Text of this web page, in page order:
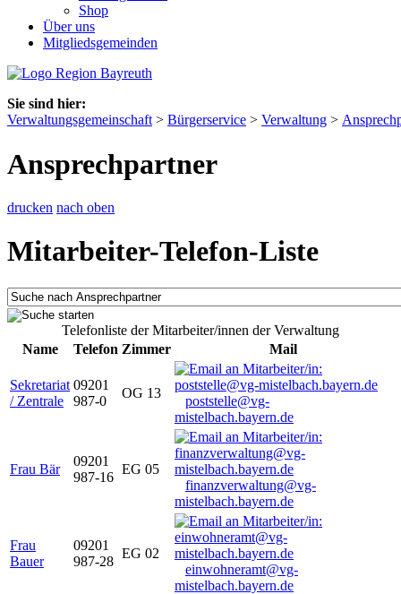
Shop
Über uns
Mitgliedsgemeinden
Sie sind hier:
Verwaltungsgemeinschaft > Bürgerservice > Verwaltung >
Ansprechpartner
drucken nach oben
Mitarbeiter-Telefon-Liste
Telefonliste der Mitarbeiter/innen der Verwaltung
Name
Telefon Zimmer Mail
Sekretariat
/ Zentrale
09201
987-0
OG 13
poststelle@vg-
mistelbach.bayern.de
Frau Bär
09201
987-16
EG 05
finanzverwaltung@vg-
mistelbach.bayern.de
Frau
Bauer
09201
987-28
EG 02
einwohneramt@vg-
mistelbach.bayern.de